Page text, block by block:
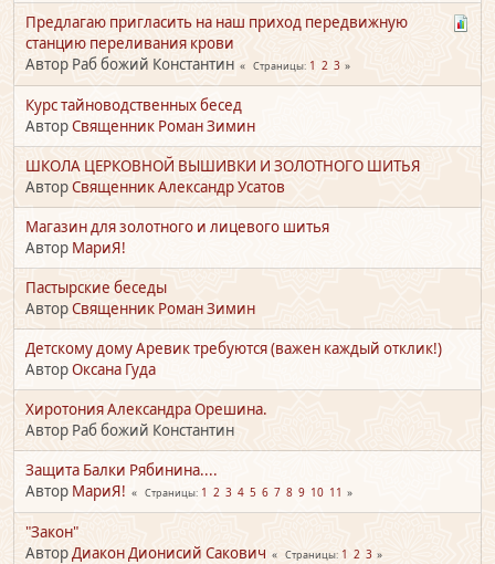
Предлагаю пригласить на наш приход передвижную
станцию переливания крови
Автор Раб божий Константин
Страницы 1 2 3
Курс тайноводственных бесед
АвторСвященник Роман Зимин
ШКОЛА ЦЕРКОВНОЙ ВЫШИВКИ И ЗОЛОТНОГО ШИТЬЯ
АвторСвященник Александр Усатов
Магазин для золотного и лицевого шитья
Автор МариЯ!
Пастырские беседы
АвторСвященник Роман Зимин
Детскому дому Аревик требуются (важен каждый отклик!)
АвторОксана Гуда
Хиротония Александра Орешина.
Автор Раб божий Константин
Защита Балки Рябинина....
Автор МариЯ! Страницы 1 2 3 4 5 6 7 8 9 10 11
"Закон"
АвторДиакон Дионисий Сакович Страницы 1 2 3